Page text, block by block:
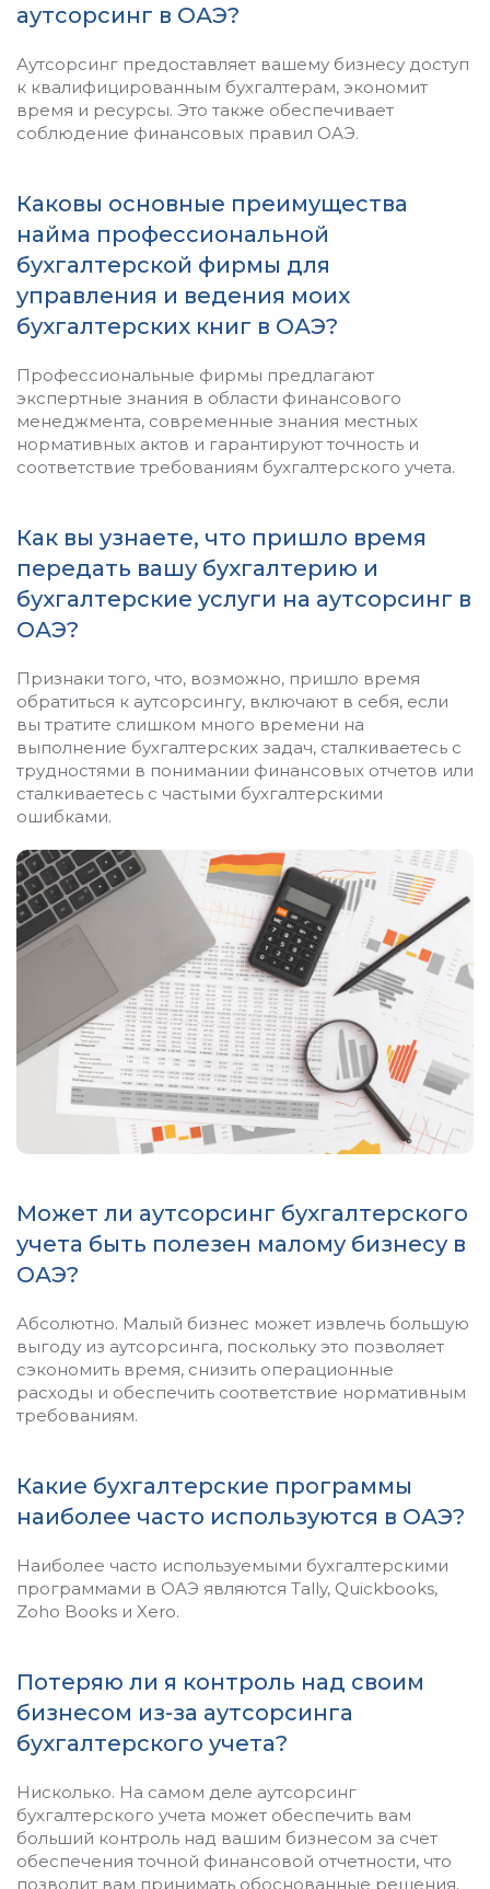
аутсорсинг в ОАЭ?
Аутсорсинг предоставляет вашему бизнесу доступ
к квалифицированным бухгалтерам, экономит
время и ресурсы. Это также обеспечивает
соблюдение финансовых правил ОАЭ.
Каковы основные преимущества
найма профессиональной
бухгалтерской фирмы для
управления и ведения моих
бухгалтерских книг в ОАЭ?
Профессиональные фирмы предлагают
экспертные знания в области финансового
менеджмента, современные знания местных
нормативных актов и гарантируют точность и
соответствие требованиям бухгалтерского учета.
Как вы узнаете, что пришло время
передать вашу бухгалтерию и
бухгалтерские услуги на аутсорсинг в
ОАЭ?
Признаки того, что, возможно, пришло время
обратиться к аутсорсингу, включают в себя, если
вы тратите слишком много времени на
выполнение бухгалтерских задач, сталкиваетесь с
трудностями в понимании финансовых отчетов или
сталкиваетесь с частыми бухгалтерскими
ошибками.
Может ли аутсорсинг бухгалтерского
учета быть полезен малому бизнесу в
ОАЭ?
Абсолютно. Малый бизнес может извлечь большую
выгоду из аутсорсинга, поскольку это позволяет
сэкономить время, снизить операционные
расходы и обеспечить соответствие нормативным
требованиям.
Какие бухгалтерские программы
наиболее часто используются в ОАЭ?
Наиболее часто используемыми бухгалтерскими
программами в ОАЭ являются Tally, Quickbooks,
Zoho Books и Xero.
Потеряю ли я контроль над своим
бизнесом из-за аутсорсинга
бухгалтерского учета?
Нисколько. На самом деле аутсорсинг
бухгалтерского учета может обеспечить вам
больший контроль над вашим бизнесом за счет
обеспечения точной финансовой отчетности, что
позволит вам принимать обоснованные решения.